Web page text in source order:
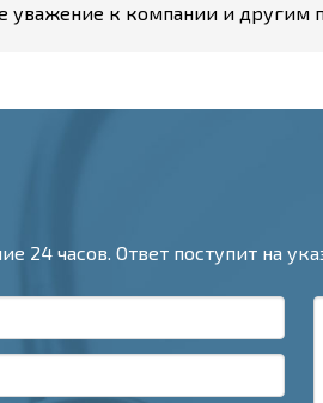
уважение к компании и другим
24 часов. Ответ поступит на